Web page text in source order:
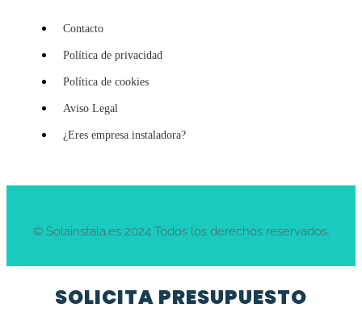
Contacto
Política de privacidad
Política de cookies
Aviso Legal
¿Eres empresa instaladora?
© Solainstala.es 2024 Todos los derechos reservados.
SOLICITA PRESUPUESTO